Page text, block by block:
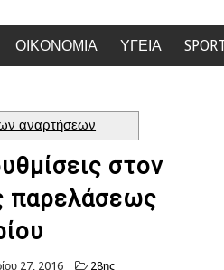
ΟΙΚΟΝΟΜΙΑ ΥΓΕΙΑ
αναρτήσεων
στον
παρελάσεως
27, 2016
28ης